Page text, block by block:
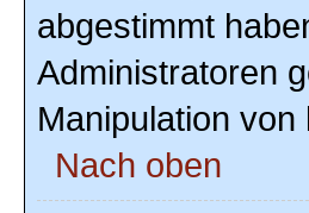
abgestimmt
Administratoren
Manipulation
Nach oben